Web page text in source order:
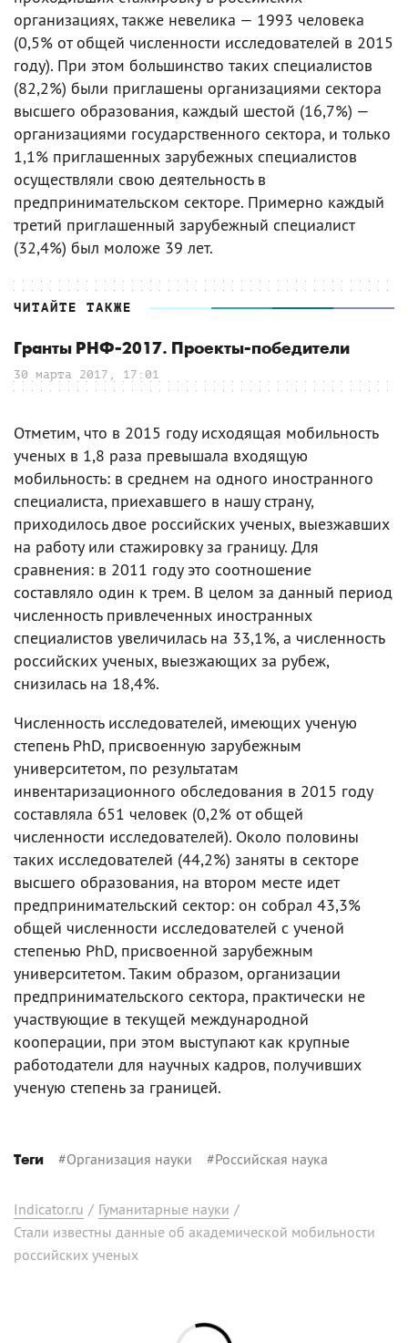
организациях, также невелика — 1993 человека
(0,5% от общей численности исследователей в 2015
году). При этом большинство таких специалистов
(82,2%) были приглашены организациями сектора
высшего образования, каждый шестой (16,7%) —
организациями государственного сектора, и только
1,1% приглашенных зарубежных специалистов
осуществляли свою деятельность в
предпринимательском секторе. Примерно каждый
третий приглашенный зарубежный специалист
(32,4%) был моложе 39 лет.
ЧИТАЙТЕ ТАКЖЕ
Гранты РНФ-2017. Проекты-победители
30 марта 2017, 17:01
Отметим, что в 2015 году исходящая мобильность
ученых в 1,8 раза превышала входящую
мобильность: в среднем на одного иностранного
специалиста, приехавшего в нашу страну,
приходилось двое российских ученых, выезжавших
на работу или стажировку за границу. Для
сравнения: в 2011 году это соотношение
составляло один к трем. В целом за данный период
численность привлеченных иностранных
специалистов увеличилась на 33,1%, а численность
российских ученых, выезжающих за рубеж,
снизилась на 18,4%.
Численность исследователей, имеющих ученую
степень PhD, присвоенную зарубежным
университетом, по результатам
инвентаризационного обследования в 2015 году
составляла 651 человек (0,2% от общей
численности исследователей). Около половины
таких исследователей (44,2%) заняты в секторе
высшего образования, на втором месте идет
предпринимательский сектор: он собрал 43,3%
общей численности исследователей с ученой
степенью PhD, присвоенной зарубежным
университетом. Таким образом, организации
предпринимательского сектора, практически не
участвующие в текущей международной
кооперации, при этом выступают как крупные
работодатели для научных кадров, получивших
ученую степень за границей.
Теги #Организация науки #Российская наука
Indicator.ru / Гуманитарные науки /
Стали известны данные об академической мобильности
российских ученых